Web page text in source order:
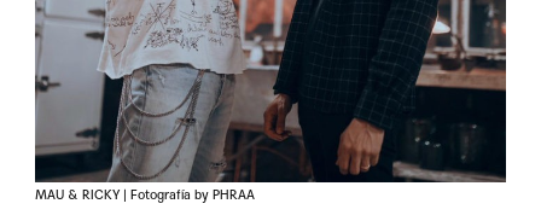
MAU & RICKY | Fotografía by PHRAA